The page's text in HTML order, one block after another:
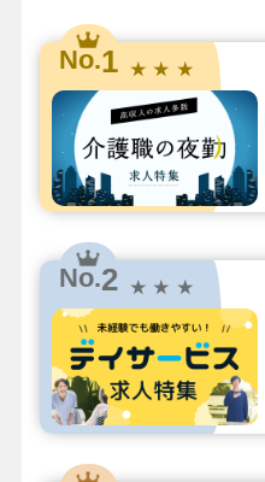
No.1 ★ ★ ★
No.2 ★ ★ ★